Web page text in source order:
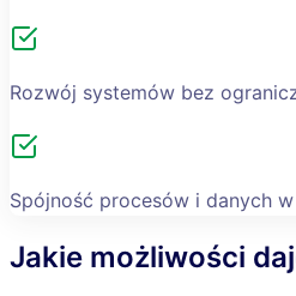
Rozwój systemów bez
Spójność procesów i danych
Jakie możliwości